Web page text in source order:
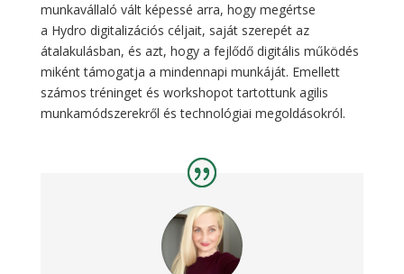
munkavállaló vált képessé arra, hogy megértse
a Hydro digitalizációs céljait, saját szerepét az
átalakulásban, és azt, hogy a fejlődő digitális működés
miként támogatja a mindennapi munkáját. Emellett
számos tréninget és workshopot tartottunk agilis
munkamódszerekről és technológiai megoldásokról.